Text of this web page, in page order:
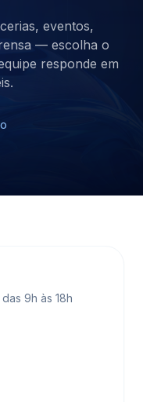
eventos,
— escolha o
responde em
9h às 18h